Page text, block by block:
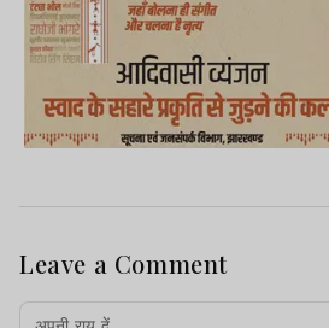
Leave a Comment